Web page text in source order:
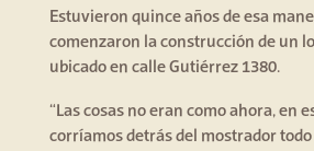
Estuvieron quince años de esa
comenzaron la construcción de un
ubicado en calle Gutiérrez 1380.
“Las cosas no eran como ahora, en
corríamos detrás del mostrador todo